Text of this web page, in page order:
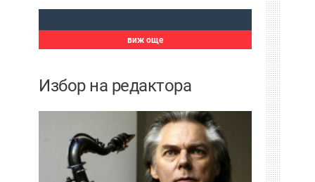
виж още
Избор на редактора